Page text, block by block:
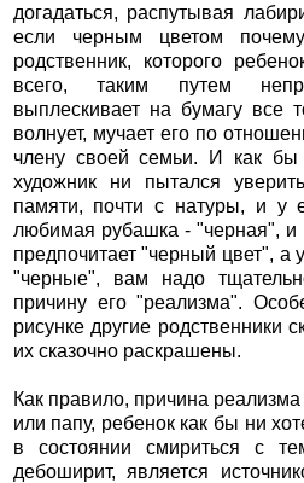
догадаться, распутывая
если черным цветом
родственник, которого
всего, таким путем
выплескивает на бумагу все
волнует, мучает его по
члену своей семьи. И как бы
художник ни пытался
памяти, почти с натуры, и у
любимая рубашка - "черная",
предпочитает "черный цвет", а
"черные", вам надо
причину его "реализма".
рисунке другие родственники
их сказочно раскрашены.
Как правило, причина
или папу, ребенок как бы ни
в состоянии смириться с
дебоширит, является